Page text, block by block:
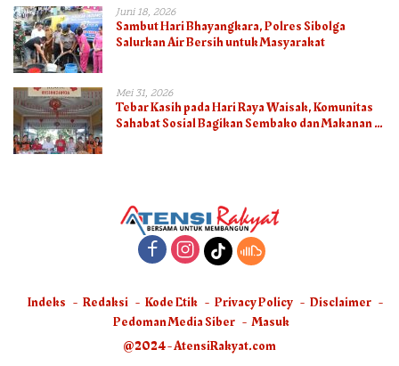
Juni 18, 2026
Sambut Hari Bhayangkara, Polres Sibolga
Salurkan Air Bersih untuk Masyarakat
Mei 31, 2026
Tebar Kasih pada Hari Raya Waisak, Komunitas
Sahabat Sosial Bagikan Sembako dan Makanan di
Indeks Redaksi Kode Etik Privacy Policy
Disclaimer
Pedoman Media Siber
Masuk
@2024 - AtensiRakyat.com